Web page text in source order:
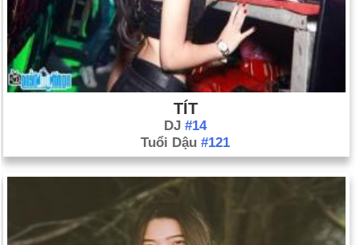
TÍT
DJ #14
Tuổi Dậu #121